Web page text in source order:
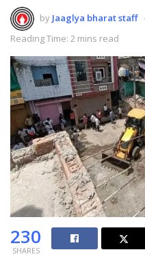
by Jaaglya bharat staff
Reading Time: 2 mins read
230
SHARES